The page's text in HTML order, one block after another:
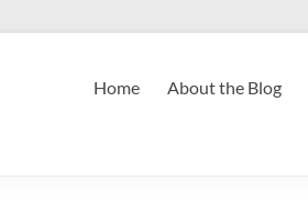
Home About the Blog